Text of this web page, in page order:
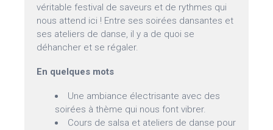
véritable festival de saveurs et de rythmes qui
nous attend ici ! Entre ses soirées dansantes et
ses ateliers de danse, il y a de quoi se
déhancher et se régaler.
En quelques mots
Une ambiance électrisante avec des
soirées à thème qui nous font vibrer.
Cours de salsa et ateliers de danse pour